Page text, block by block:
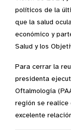
políticos de la
que la salud
económico y
Salud y los
Para cerrar la
presidenta
Oftalmología
región se realice
excelente